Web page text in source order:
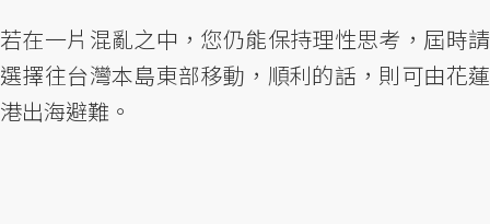
若在一片混亂之中，您仍能保持理性思考，屆時請
選擇往台灣本島東部移動，順利的話，則可由花蓮
港出海避難。